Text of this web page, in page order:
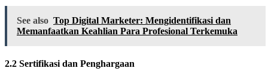
See also Top Digital Marketer: Mengidentifikasi dan
Memanfaatkan Keahlian Para Profesional Terkemuka
2.2 Sertifikasi dan Penghargaan